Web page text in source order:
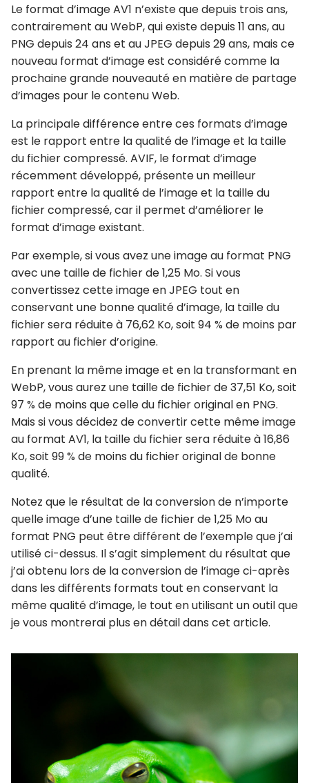
Le format d’image AV1 n’existe que depuis trois ans,
contrairement au WebP, qui existe depuis 11 ans, au
PNG depuis 24 ans et au JPEG depuis 29 ans, mais ce
nouveau format d’image est considéré comme la
prochaine grande nouveauté en matière de partage
d’images pour le contenu Web.
La principale différence entre ces formats d’image
est le rapport entre la qualité de l’image et la taille
du fichier compressé. AVIF, le format d’image
récemment développé, présente un meilleur
rapport entre la qualité de l’image et la taille du
fichier compressé, car il permet d’améliorer le
format d’image existant.
Par exemple, si vous avez une image au format PNG
avec une taille de fichier de 1,25 Mo. Si vous
convertissez cette image en JPEG tout en
conservant une bonne qualité d’image, la taille du
fichier sera réduite à 76,62 Ko, soit 94 % de moins par
rapport au fichier d’origine.
En prenant la même image et en la transformant en
WebP, vous aurez une taille de fichier de 37,51 Ko, soit
97 % de moins que celle du fichier original en PNG.
Mais si vous décidez de convertir cette même image
au format AV1, la taille du fichier sera réduite à 16,86
Ko, soit 99 % de moins du fichier original de bonne
qualité.
Notez que le résultat de la conversion de n’importe
quelle image d’une taille de fichier de 1,25 Mo au
format PNG peut être différent de l’exemple que j’ai
utilisé ci-dessus. Il s’agit simplement du résultat que
j’ai obtenu lors de la conversion de l’image ci-après
dans les différents formats tout en conservant la
même qualité d’image, le tout en utilisant un outil que
je vous montrerai plus en détail dans cet article.